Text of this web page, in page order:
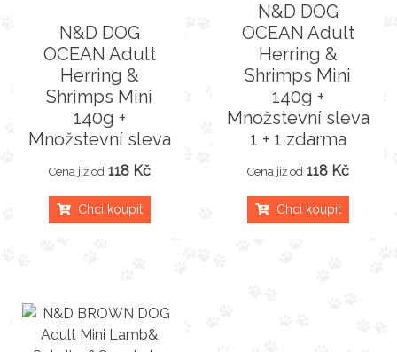
N&D DOG
OCEAN Adult
Herring &
Shrimps Mini
140g +
Množstevní sleva
Cena již od 118 Kč
Chci koupit
N&D DOG
OCEAN Adult
Herring &
Shrimps Mini
140g +
Množstevní sleva
1 + 1 zdarma
Cena již od 118 Kč
Chci koupit